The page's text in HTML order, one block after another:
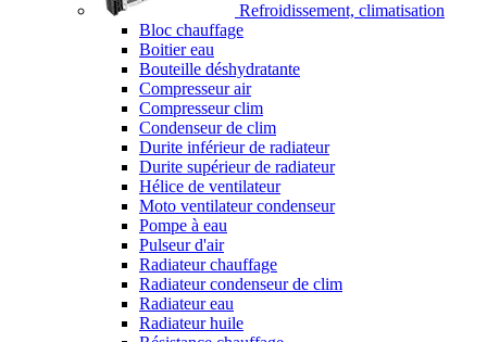
Refroidissement, climatisation
Bloc chauffage
Boitier eau
Bouteille déshydratante
Compresseur air
Compresseur clim
Condenseur de clim
Durite inférieur de radiateur
Durite supérieur de radiateur
Hélice de ventilateur
Moto ventilateur condenseur
Pompe à eau
Pulseur d'air
Radiateur chauffage
Radiateur condenseur de clim
Radiateur eau
Radiateur huile